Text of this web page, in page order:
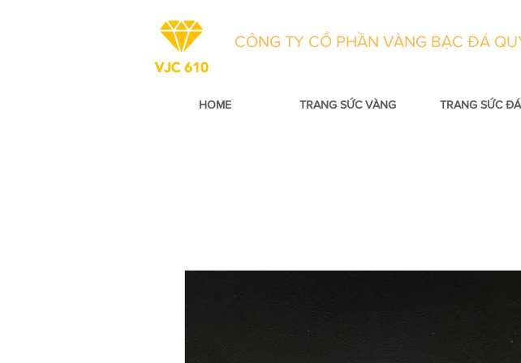
CÔNG TY CỔ PHẦN VÀNG BẠC ĐÁ
HOME TRANG SỨC VÀNG TRANG SỨC ĐÁ